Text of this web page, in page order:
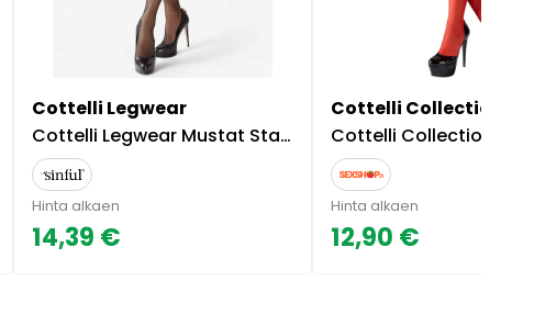
Cottelli Legwear
Cottelli Legwear Mustat Stay Up sukat
Hinta alkaen
14,39 €
Cottelli Collection
Cottelli Collection Cottelli Legwear Punaiset
Hinta alkaen
12,90 €